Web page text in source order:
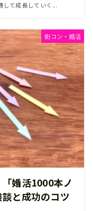
して成長していく...
街コン・婚活
婚活1000本ノ
と成功のコツ